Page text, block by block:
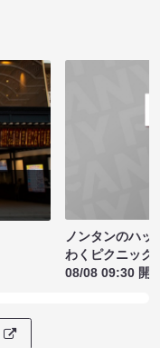
ノンタンのハッ
わくピクニック
08/08 09:30 開